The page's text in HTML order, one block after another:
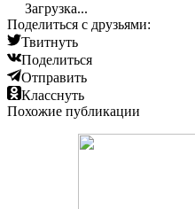
Загрузка...
Поделиться с друзьями:
Твитнуть
Поделиться
Отправить
Класснуть
Похожие публикации